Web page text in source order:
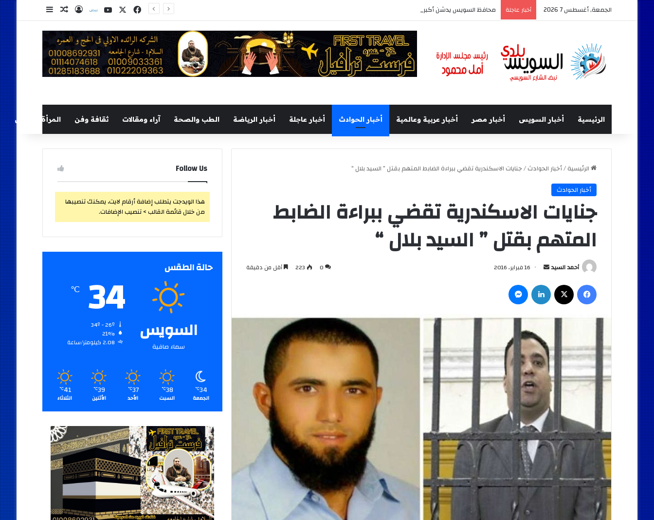
الجمعة, أغسطس 7 2026 أخبار عاجلة محافظ السويس يدشن أكبر حدث ثقافى بالمحافظة بمشاركة 37 دار نشر مصرية فيسبوك
‫X
‫YouTube
نلضتسجيل الدخول
مقال عشوائي
إضافة عمود
الرئيسية أخبار السويس أخبار مصر أخبار عربية وعالمية أخبار الحوادث أخبار عاجلة أخبار الرياضة الطب والصحة آراء ومقالات ثقافة وفن المرأة والطفل
الرئيسية/أخبار الحوادث/جنايات الاسكندرية تقضي ببراءة الضابط المتهم بقتل ” السيد بلال “
أخبار الحوادث
جنايات الاسكندرية تقضي ببراءة الضابط
المتهم بقتل ” السيد بلال “
أحمد السيد
أرسل
إلكترونيا
16 فبراير، 2016 0
223 أقل من دقيقة
فيسبوك لينكدإن
Follow Us
هذا الويدجت يتطلب إضافة أرقام لايت، يمكنك تنصيبها
من خلال قائمة القالب > تنصيب الإضافات.
حالة الطقس
السويس
سماء صافية
34
℃
21%
2.08 كيلومتر/ساعة
34
℃
الجمعة
38
℃
السبت
37
℃
الأحد
39
℃
الأثنين
41
℃
الثلاثاء